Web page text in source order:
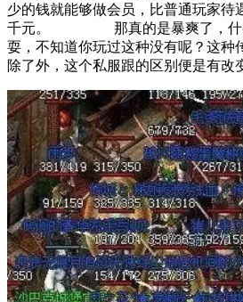
少的钱就能够做会员，比普通玩家待
千元。 那真的是暴爽了，什么
耍，不知道你玩过这种没有呢？这种
除了外，这个私服跟的区别便是